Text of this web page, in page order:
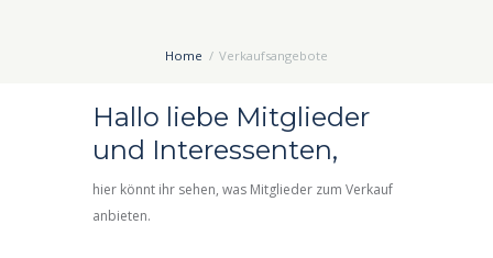
Home Verkaufsangebote
Hallo liebe Mitglieder
und Interessenten,
hier könnt ihr sehen, was Mitglieder zum Verkauf
anbieten.